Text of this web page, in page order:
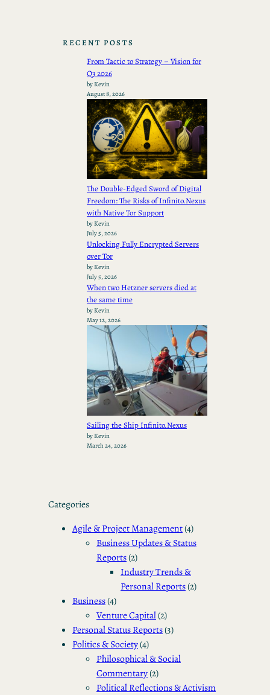
RECENT POSTS
From Tactic to Strategy – Vision for
Q3 2026
by Kevin
August 8, 2026
The Double-Edged Sword of Digital
Freedom: The Risks of Infinito.Nexus
with Native Tor Support
by Kevin
July 5, 2026
Unlocking Fully Encrypted Servers
over Tor
by Kevin
July 5, 2026
When two Hetzner servers died at
the same time
by Kevin
May 12, 2026
Sailing the Ship Infinito.Nexus
by Kevin
March 24, 2026
Categories
Agile & Project Management(4)
Business Updates & Status
Reports(2)
Industry Trends &
Personal Reports(2)
Business(4)
Venture Capital(2)
Personal Status Reports(3)
Politics & Society(4)
Philosophical & Social
Commentary(2)
Political Reflections & Activism